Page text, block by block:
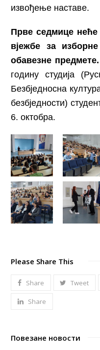
извођење наставе.
Прве седмице
вјежбе за
обавезне предмете.
годину студија
Безбједносна
безбједности)
6. октобра.
Please Share This
Share Tweet
Share
Повезане новости